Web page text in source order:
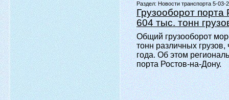
Раздел:Новости транспорта 5-03-
Грузооборот
604 тыс. тонн
Общий грузооборот
тонн различных
года. Об этом
порта Ростов-на-Дону.